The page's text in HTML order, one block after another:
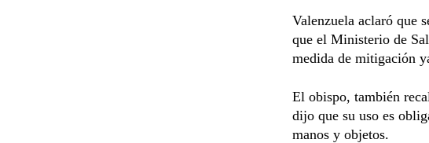
Valenzuela aclaró que
que el Ministerio de
medida de mitigación
El obispo, también
dijo que su uso es
manos y objetos.